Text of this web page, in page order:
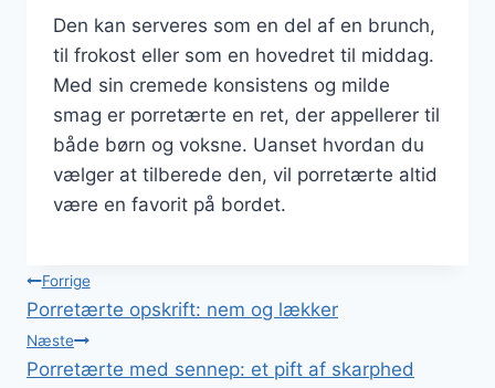
Den kan serveres som en del af en brunch,
til frokost eller som en hovedret til middag.
Med sin cremede konsistens og milde
smag er porretærte en ret, der appellerer til
både børn og voksne. Uanset hvordan du
vælger at tilberede den, vil porretærte altid
være en favorit på bordet.
Indlægsnavigation
Forrige
Porretærte opskrift: nem og lækker
Næste
Porretærte med sennep: et pift af skarphed